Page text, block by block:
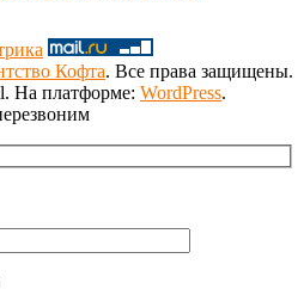
Кофта. Все права защищены.
На платформе: WordPress.